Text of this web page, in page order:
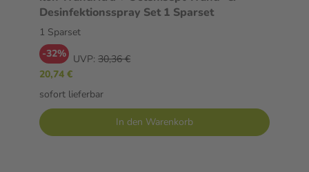
Desinfektionsspray Set 1 Sparset
1 Sparset
-32% UVP: 30,36 €
20,74 €
sofort lieferbar
In den Warenkorb